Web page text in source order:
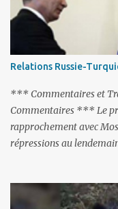
entre l'Arménie et
accepté. Comme on
nouvelles conditions
dissolution du Groupe
changer sa Constitution
‘Karabakh’. Su...
Relations Russie-
*** Commentaires et
Commentaires *** Le
rapprochement avec
répressions au
fermés, ses relations